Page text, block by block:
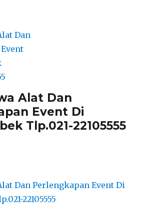
Alat Dan
Event Di
Tlp.021-22105555